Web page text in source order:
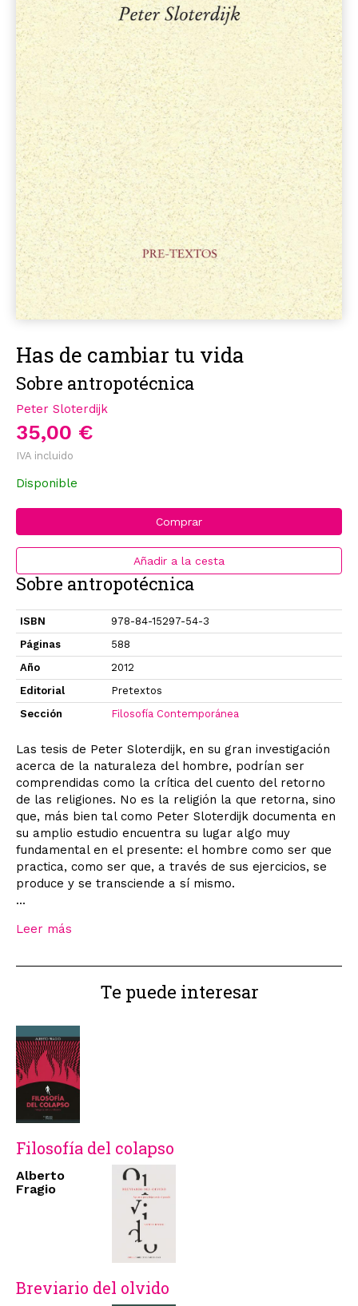
Has de cambiar tu vida
Sobre antropotécnica
Peter Sloterdijk
35,00 €
IVA incluido
Disponible
Comprar
Añadir a la cesta
Sobre antropotécnica
ISBN
978-84-15297-54-3
Páginas
588
Año
2012
Editorial
Pretextos
Sección
Filosofía Contemporánea
Las tesis de Peter Sloterdijk, en su gran investigación
acerca de la naturaleza del hombre, podrían ser
comprendidas como la crítica del cuento del retorno
de las religiones. No es la religión la que retorna, sino
que, más bien tal como Peter Sloterdijk documenta en
su amplio estudio encuentra su lugar algo muy
fundamental en el presente: el hombre como ser que
practica, como ser que, a través de sus ejercicios, se
produce y se transciende a sí mismo.
...
Leer más
Te puede interesar
Filosofía del colapso
Alberto
Fragio
Breviario del olvido